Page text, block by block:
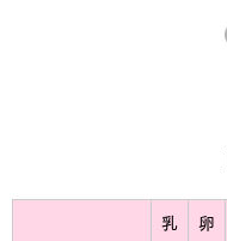
乳 卵